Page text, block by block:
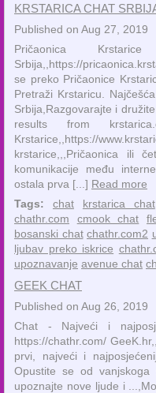
KRSTARICA CHAT
Published on Aug 27, 2019
Pričaonica
Srbija,,https://
se preko Pričaonice
Pretraži Krstaricu.
Srbija,Razgovarajte i
results from
Krstarice,,https://
krstarice,,,Pričaonica ili
komunikacije među
ostala prva [...] Read more
Tags:
chat krstarica chat
chathr.com
cmook chat
bosanski chat chathr.com2
ljubav preko iskrice
upoznavanje avenue chat
GEEK CHAT
Published on Aug 26, 2019
Chat - Najveći i
https://chathr.com/
prvi, najveći i
Opustite se od vanjskoga
upoznajte nove ljude i